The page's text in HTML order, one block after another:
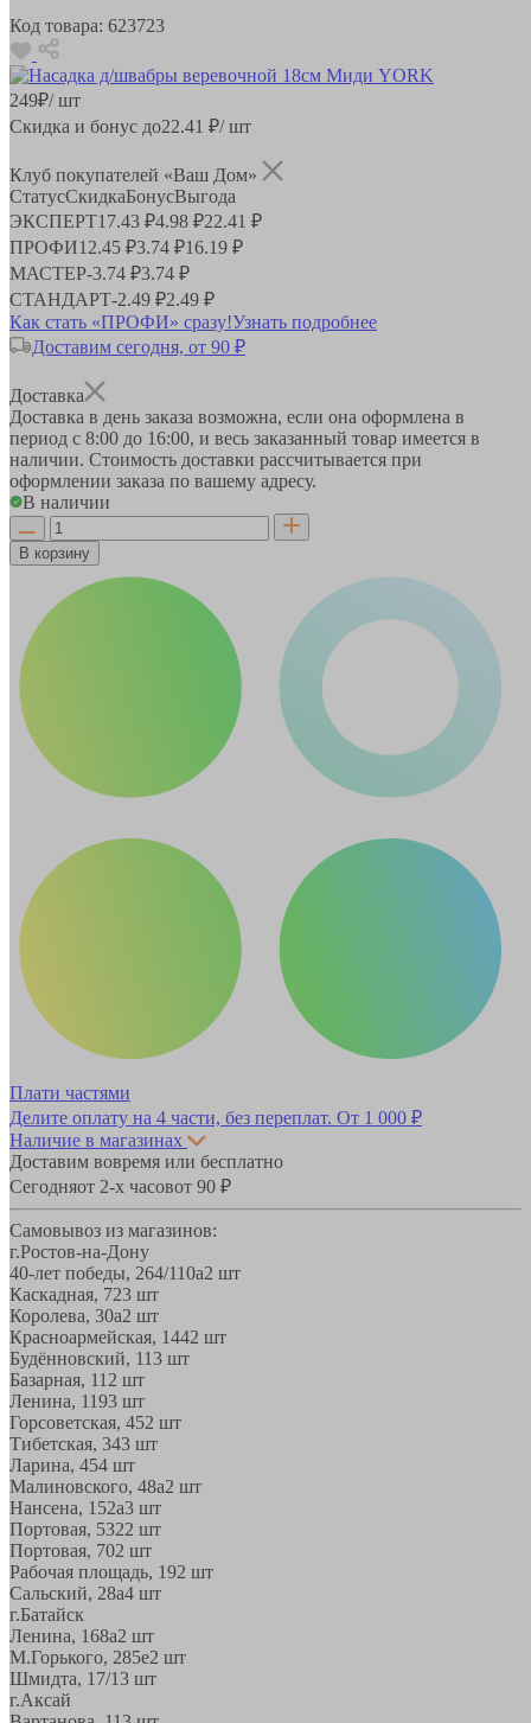
Код товара: 623723
249₽/ шт
Скидка и бонус до22.41 ₽/ шт
Клуб покупателей «Ваш Дом»
СтатусСкидкаБонусВыгода
ЭКСПЕРТ17.43 ₽4.98 ₽22.41 ₽
ПРОФИ12.45 ₽3.74 ₽16.19 ₽
МАСТЕР-3.74 ₽3.74 ₽
СТАНДАРТ-2.49 ₽2.49 ₽
Как стать «ПРОФИ» сразу!Узнать подробнее
Доставим сегодня, от 90 ₽
Доставка
Доставка в день заказа возможна, если она оформлена в
период с 8:00 до 16:00, и весь заказанный товар имеется в
наличии. Стоимость доставки рассчитывается при
оформлении заказа по вашему адресу.
В наличии
В корзину
Плати частями
Делите оплату на 4 части, без переплат. От 1 000 ₽
Наличие в магазинах
Доставим вовремя или бесплатно
Сегодняот 2-х часовот 90 ₽
Самовывоз из магазинов:
г.Ростов-на-Дону
40-лет победы, 264/110а2 шт
Каскадная, 723 шт
Королева, 30а2 шт
Красноармейская, 1442 шт
Будённовский, 113 шт
Базарная, 11 2 шт
Ленина, 1193 шт
Горсоветская, 452 шт
Тибетская, 343 шт
Ларина, 454 шт
Малиновского, 48а2 шт
Нансена, 152а3 шт
Портовая, 5322 шт
Портовая, 702 шт
Рабочая площадь, 192 шт
Сальский, 28a4 шт
г.Батайск
Ленина, 168а2 шт
М.Горького, 285е2 шт
Шмидта, 17/13 шт
г.Аксай